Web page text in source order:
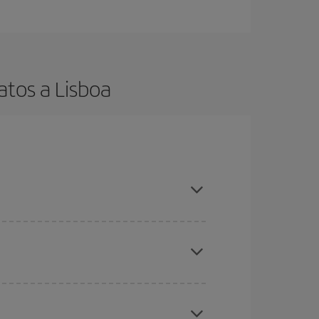
a Lisboa
el vuelo más barato.